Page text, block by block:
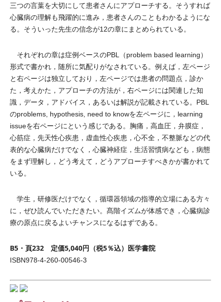
三つの言葉を大切にして患者さんにアプローチする。そうすれば
心臓病の理解も飛躍的に進み，患者さんのこともわかるようにな
る。そういった先生の信念が12の章にまとめられている。
それぞれの章は症例ベースのPBL（problem based learning）
形式で書かれ，随所に気配りがなされている。例えば，左ページ
と右ページは独立しており，左ページでは患者の問題点，診か
た，考えかた，アプローチの方法が，右ページには関連した知
識，データ，アドバイス，あるいは解説が記載されている。PBL
のproblems, hypothesis, need to knowを左ページに，learning
issueを右ページにという感じである。胸痛，高血圧，弁膜症，
心筋症，先天性心疾患，虚血性心疾患，心不全，不整脈などの代
表的な心臓病だけでなく，心臓神経症，生活習慣病なども，病態
をまず理解し，どう考えて，どうアプローチすべきかが書かれて
いる。
学生，研修医だけでなく，循環器領域の指導的立場にある方々
に，ぜひ読んでいただきたい。髙階イズムが体感でき，心臓病診
療の原点に戻るよいチャンスになるはずである。
B5・頁232 定価5,040円（税5％込）医学書院
ISBN978-4-260-00546-3